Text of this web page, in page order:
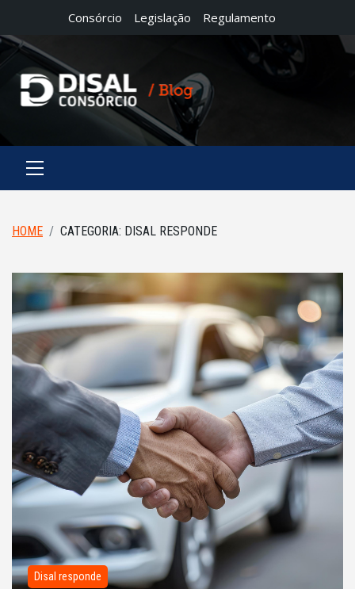
Consórcio Legislação Regulamento
HOME CATEGORIA: DISAL RESPONDE
Disal responde